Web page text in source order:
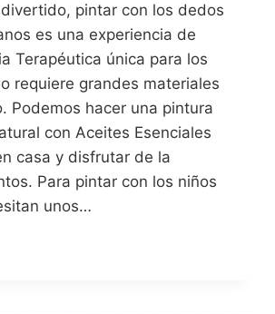
pintar con los dedos
es una experiencia de
Terapéutica única para los
requiere grandes materiales
Podemos hacer una pintura
con Aceites Esenciales
casa y disfrutar de la
Para pintar con los niños
unos…